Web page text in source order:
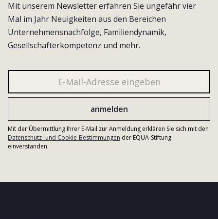
Mit unserem Newsletter erfahren Sie ungefähr vier
Mal im Jahr Neuigkeiten aus den Bereichen
Unternehmensnachfolge, Familiendynamik,
Gesellschafterkompetenz und mehr.
Mit der Übermittlung Ihrer E-Mail zur Anmeldung erklären Sie sich mit den
Datenschutz- und Cookie-Bestimmungen der EQUA-Stiftung
einverstanden.